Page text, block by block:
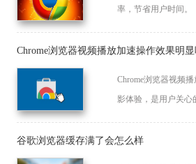
率，节省用户时间。
Chrome浏览器视频播放加速操作效果明
Chrome浏览器视频
影体验，是用户关心
谷歌浏览器缓存满了会怎么样